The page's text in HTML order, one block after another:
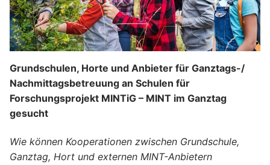
Grundschulen, Horte und Anbieter für Ganztags-/
Nachmittagsbetreuung an Schulen für
Forschungsprojekt MINTiG – MINT im Ganztag
gesucht
Wie können Kooperationen zwischen Grundschule,
Ganztag, Hort und externen MINT-Anbietern